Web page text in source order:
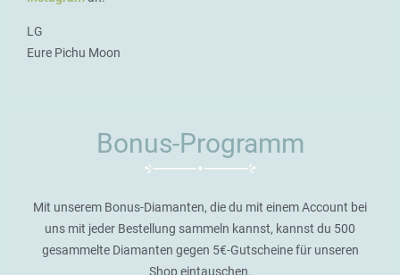
LG
Eure Pichu Moon
Bonus-Programm
Mit unserem Bonus-Diamanten, die du mit einem Account bei
uns mit jeder Bestellung sammeln kannst, kannst du 500
gesammelte Diamanten gegen 5€-Gutscheine für unseren
Shop eintauschen.